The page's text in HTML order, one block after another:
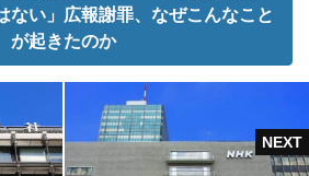
ない」広報謝罪、なぜこんなこと
が起きたのか